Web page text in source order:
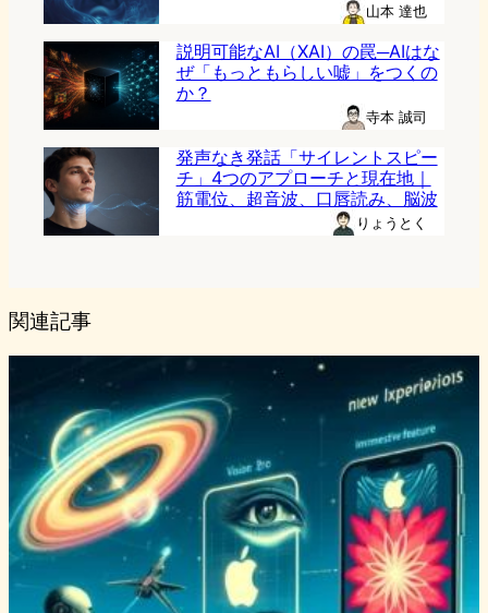
山本 達也
説明可能なAI（XAI）の罠─AIはな
ぜ「もっともらしい嘘」をつくの
か？
寺本 誠司
発声なき発話「サイレントスピー
チ」4つのアプローチと現在地｜
筋電位、超音波、口唇読み、脳波
りょうとく
関連記事